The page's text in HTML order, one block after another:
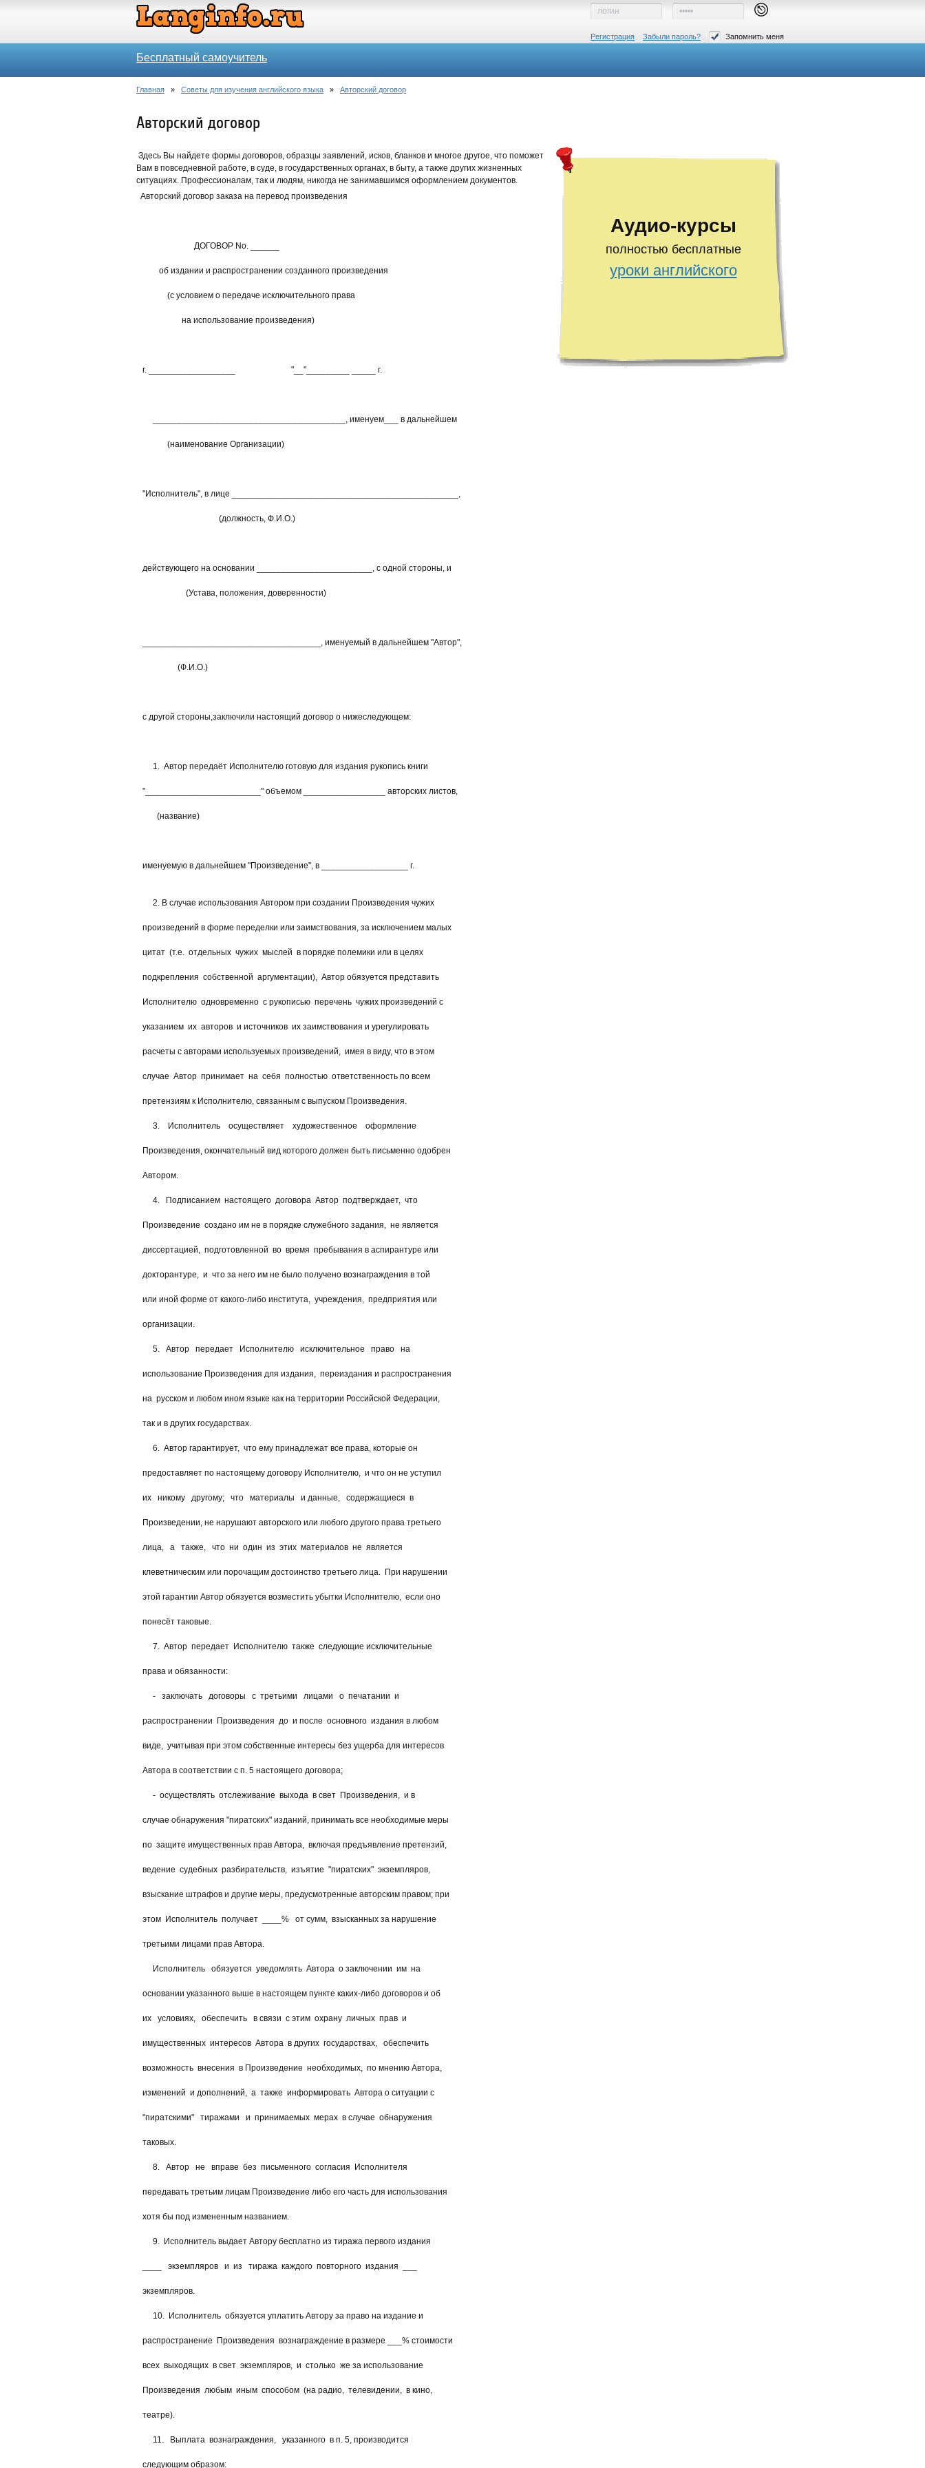
Регистрация Забыли пароль? Запомнить меня
Бесплатный самоучитель
Главная » Советы для изучения английского языка » Авторский договор
Авторский договор
Аудио-курсы
полностью бесплатные
уроки английского
Здесь Вы найдете формы договоров, образцы заявлений, исков, бланков и многое другое, что поможет
Вам в повседневной работе, в суде, в государственных органах, в быту, а также других жизненных
ситуациях. Профессионалам, так и людям, никогда не занимавшимся оформлением документов.
Авторский договор заказа на перевод произведения
ДОГОВОР Nо. ______
об издании и распространении созданного произведения
(с условием о передаче исключительного права
на использование произведения)
г. __________________ "__"_________ _____ г.
________________________________________, именуем___ в дальнейшем
(наименование Организации)
"Исполнитель", в лице _______________________________________________,
(должность, Ф.И.О.)
действующего на основании ________________________, с одной стороны, и
(Устава, положения, доверенности)
_____________________________________, именуемый в дальнейшем "Автор",
(Ф.И.О.)
с другой стороны,заключили настоящий договор о нижеследующем:
1. Автор передаёт Исполнителю готовую для издания рукопись книги
"________________________" объемом _________________ авторских листов,
(название)
именуемую в дальнейшем "Произведение", в __________________ г.
2. В случае использования Автором при создании Произведения чужих
произведений в форме переделки или заимствования, за исключением малых
цитат (т.е. отдельных чужих мыслей в порядке полемики или в целях
подкрепления собственной аргументации), Автор обязуется представить
Исполнителю одновременно с рукописью перечень чужих произведений с
указанием их авторов и источников их заимствования и урегулировать
расчеты с авторами используемых произведений, имея в виду, что в этом
случае Автор принимает на себя полностью ответственность по всем
претензиям к Исполнителю, связанным с выпуском Произведения.
3. Исполнитель осуществляет художественное оформление
Произведения, окончательный вид которого должен быть письменно одобрен
Автором.
4. Подписанием настоящего договора Автор подтверждает, что
Произведение создано им не в порядке служебного задания, не является
диссертацией, подготовленной во время пребывания в аспирантуре или
докторантуре, и что за него им не было получено вознаграждения в той
или иной форме от какого-либо института, учреждения, предприятия или
организации.
5. Автор передает Исполнителю исключительное право на
использование Произведения для издания, переиздания и распространения
на русском и любом ином языке как на территории Российской Федерации,
так и в других государствах.
6. Автор гарантирует, что ему принадлежат все права, которые он
предоставляет по настоящему договору Исполнителю, и что он не уступил
их никому другому; что материалы и данные, содержащиеся в
Произведении, не нарушают авторского или любого другого права третьего
лица, а также, что ни один из этих материалов не является
клеветническим или порочащим достоинство третьего лица. При нарушении
этой гарантии Автор обязуется возместить убытки Исполнителю, если оно
понесёт таковые.
7. Автор передает Исполнителю также следующие исключительные
права и обязанности:
- заключать договоры с третьими лицами о печатании и
распространении Произведения до и после основного издания в любом
виде, учитывая при этом собственные интересы без ущерба для интересов
Автора в соответствии с п. 5 настоящего договора;
- осуществлять отслеживание выхода в свет Произведения, и в
случае обнаружения "пиратских" изданий, принимать все необходимые меры
по защите имущественных прав Автора, включая предъявление претензий,
ведение судебных разбирательств, изъятие "пиратских" экземпляров,
взыскание штрафов и другие меры, предусмотренные авторским правом; при
этом Исполнитель получает ____% от сумм, взысканных за нарушение
третьими лицами прав Автора.
Исполнитель обязуется уведомлять Автора о заключении им на
основании указанного выше в настоящем пункте каких-либо договоров и об
их условиях, обеспечить в связи с этим охрану личных прав и
имущественных интересов Автора в других государствах, обеспечить
возможность внесения в Произведение необходимых, по мнению Автора,
изменений и дополнений, а также информировать Автора о ситуации с
"пиратскими" тиражами и принимаемых мерах в случае обнаружения
таковых.
8. Автор не вправе без письменного согласия Исполнителя
передавать третьим лицам Произведение либо его часть для использования
хотя бы под измененным названием.
9. Исполнитель выдает Автору бесплатно из тиража первого издания
____ экземпляров и из тиража каждого повторного издания ___
экземпляров.
10. Исполнитель обязуется уплатить Автору за право на издание и
распространение Произведения вознаграждение в размере ___% стоимости
всех выходящих в свет экземпляров, и столько же за использование
Произведения любым иным способом (на радио, телевидении, в кино,
театре).
11. Выплата вознаграждения, указанного в п. 5, производится
следующим образом: